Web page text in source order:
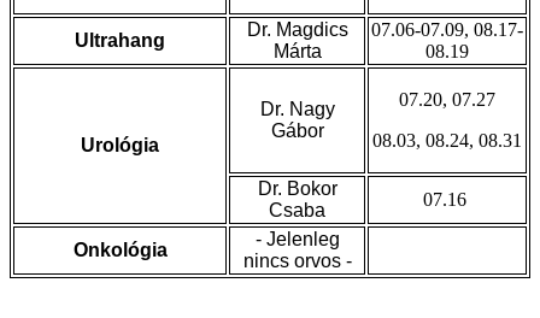
Ultrahang
Dr. Magdics
Márta
07.06-07.09, 08.17-
08.19
Urológia
Dr. Nagy
Gábor
07.20, 07.27
08.03, 08.24, 08.31
Dr. Bokor
Csaba
07.16
Onkológia
- Jelenleg
nincs orvos -